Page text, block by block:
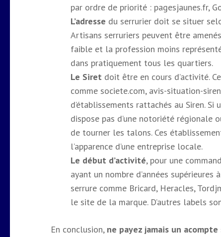
par ordre de priorité : pagesjaunes.fr,
L’adresse du serrurier doit se situer
Artisans serruriers peuvent être
faible et la profession moins
dans pratiquement tous les quartiers.
Le Siret doit être en cours d’activité.
comme societe.com, avis-situation-
d’établissements rattachés au Siren.
dispose pas d’une notoriété
de tourner les talons. Ces
l’apparence d’une entreprise locale.
Le début d’activité, pour une
ayant un nombre d’années
serrure comme Bricard, Heracles,
le site de la marque. D’autres labels
En conclusion, ne payez jamais un